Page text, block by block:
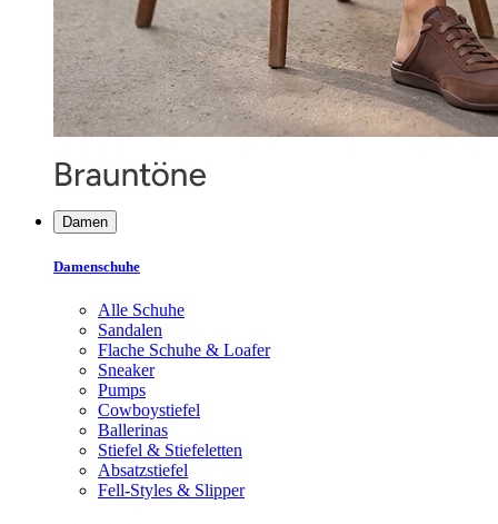
Damen
Damenschuhe
Alle Schuhe
Sandalen
Flache Schuhe & Loafer
Sneaker
Pumps
Cowboystiefel
Ballerinas
Stiefel & Stiefeletten
Absatzstiefel
Fell-Styles & Slipper